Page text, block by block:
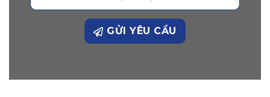
GỬI YÊU CẦU